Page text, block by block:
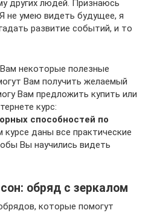
других людей. Признаюсь
не умею видеть будущее, я
развитие событий, и то
некоторые полезные
Вам получить желаемый
Вам предложить купить или
курс:
способностей по
курсе даны все практические
Вы научились видеть
обряд с зеркалом
которые помогут